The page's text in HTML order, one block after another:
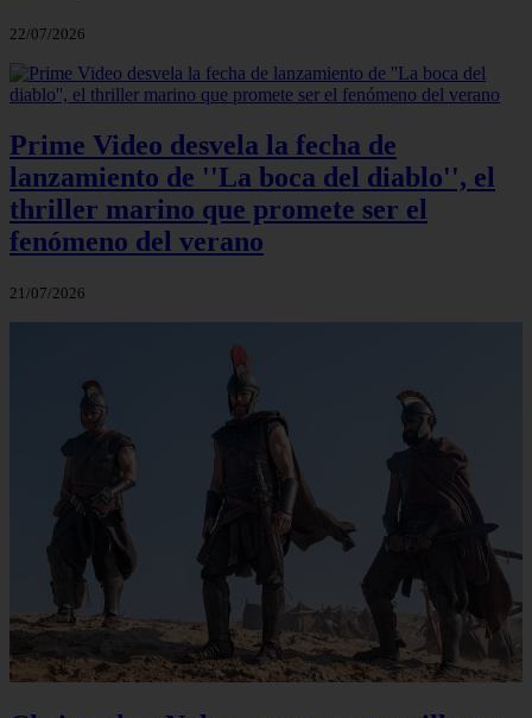
22/07/2026
Prime Video desvela la fecha de
lanzamiento de ''La boca del diablo'', el
thriller marino que promete ser el
fenómeno del verano
21/07/2026